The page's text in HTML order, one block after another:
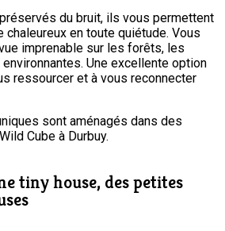
du bruit, ils vous permettent
chaleureux en toute quiétude. Vous
imprenable sur les forêts, les
Une excellente option
ressourcer et à vous reconnecter
sont aménagés dans des
Cube à Durbuy.
tiny house, des petites